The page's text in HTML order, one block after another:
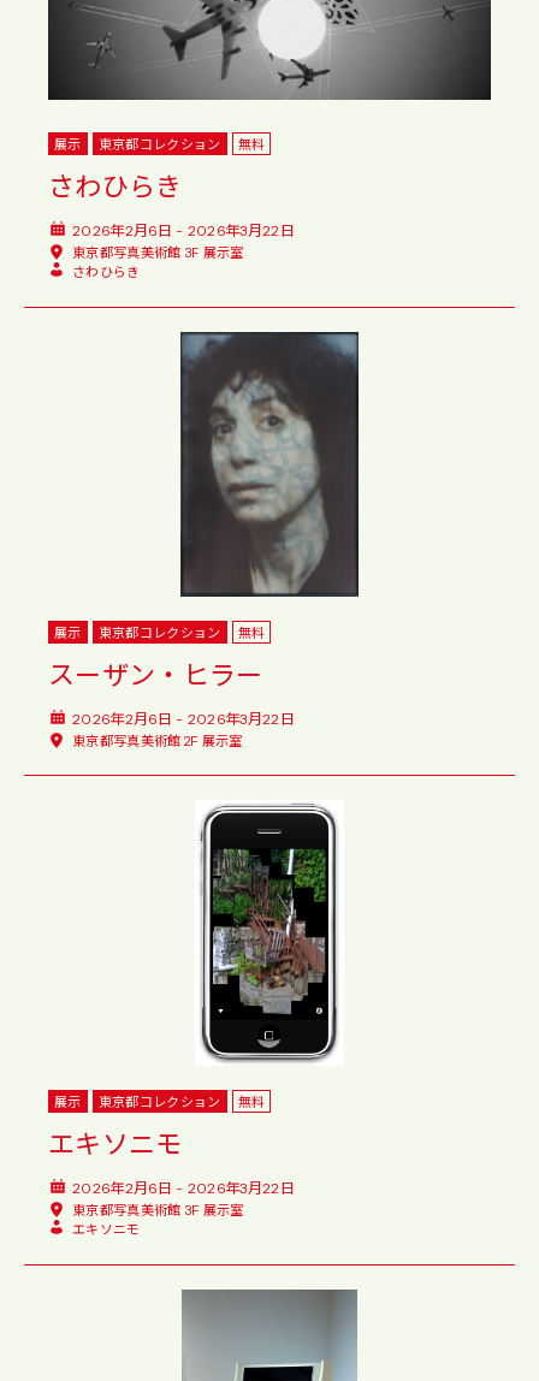
展示 東京都コレクション 無料
さわひらき
2026年2月6日 - 2026年3月22日
東京都写真美術館 3F 展示室
さわひらき
展示 東京都コレクション 無料
スーザン・ヒラー
2026年2月6日 - 2026年3月22日
東京都写真美術館 2F 展示室
展示 東京都コレクション 無料
エキソニモ
2026年2月6日 - 2026年3月22日
東京都写真美術館 3F 展示室
エキソニモ